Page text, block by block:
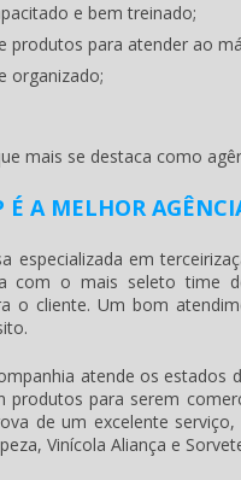
e bem treinado;
produtos para atender ao
organizado;
mais se destaca como
É A MELHOR
especializada em
com o mais seleto time
o cliente. Um bom
atende os estados
produtos para serem
de um excelente
Vinícola Aliança e